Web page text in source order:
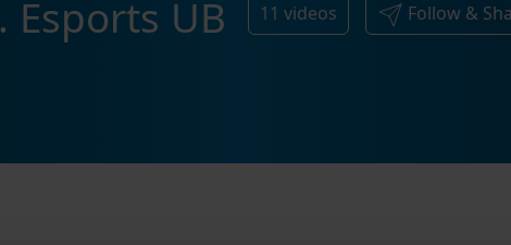
UB 11 videos Follow &